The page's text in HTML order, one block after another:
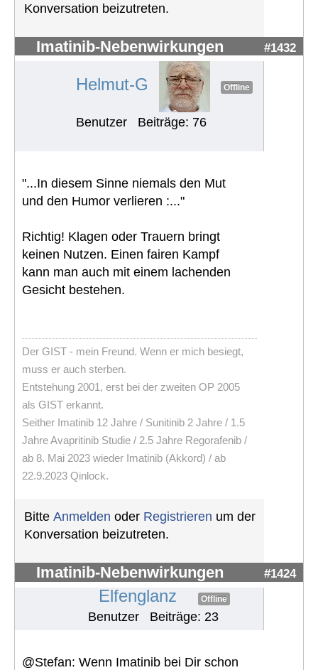
Konversation beizutreten.
Imatinib-Nebenwirkungen #1432
Helmut-G Offline
Benutzer Beiträge: 76
"...In diesem Sinne niemals den Mut
und den Humor verlieren :..."
Richtig! Klagen oder Trauern bringt
keinen Nutzen. Einen fairen Kampf
kann man auch mit einem lachenden
Gesicht bestehen.
Der GIST - mein Freund. Wenn er mich besiegt,
muss er auch sterben.
Entstehung 2001, erst bei der zweiten OP 2005
als GIST erkannt.
Seither Imatinib 12 Jahre / Sunitinib 2 Jahre / 1.5
Jahre Avapritinib Studie / 2.5 Jahre Regorafenib /
ab 8. Mai 2023 wieder Imatinib (Akkord) / ab
22.9.2023 Qinlock.
Bitte Anmelden oder Registrieren um der
Konversation beizutreten.
Imatinib-Nebenwirkungen #1424
Elfenglanz Offline
Benutzer Beiträge: 23
@Stefan: Wenn Imatinib bei Dir schon